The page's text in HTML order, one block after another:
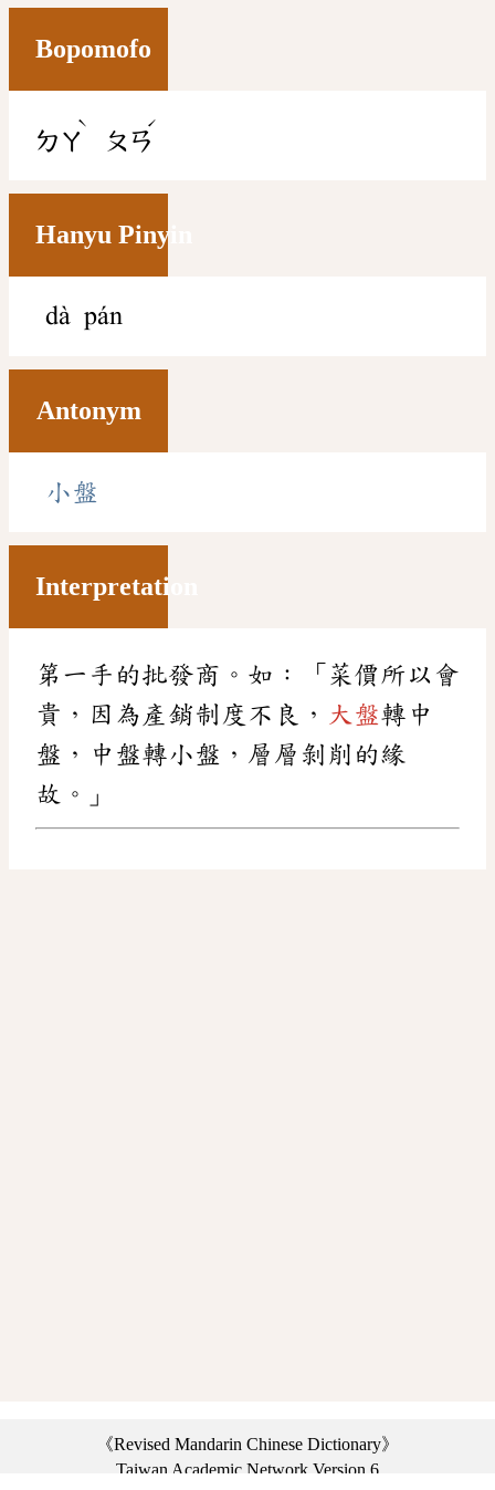
Bopomofo
ㄉㄚ
ˋ
ㄆㄢ
ˊ
Hanyu Pinyin
dà pán
Antonym
小盤
Interpretation
第一手的批發商。如：「菜價所以會
貴，因為產銷制度不良， 大盤轉中
盤，中盤轉小盤，層層剝削的緣
故。」
《Revised Mandarin Chinese Dictionary》
Taiwan Academic Network Version 6